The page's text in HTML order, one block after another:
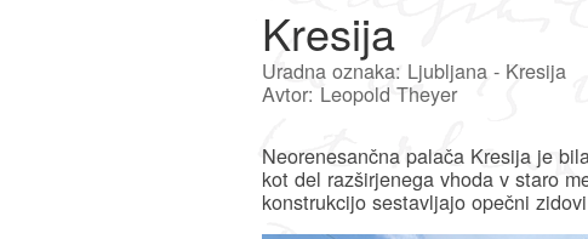
Kresija
Uradna oznaka: Ljubljana - Kresija
Avtor: Leopold Theyer
Neorenesančna palača Kresija je
kot del razširjenega vhoda v staro
konstrukcijo sestavljajo opečni